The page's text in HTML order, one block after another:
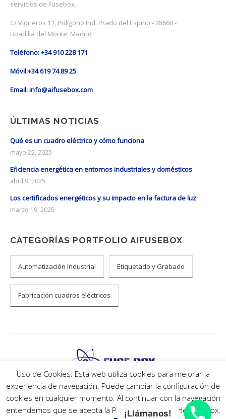
servicios de Fusebox.
C/ Vidrieros 11, Polígono Ind. Prado del Espino - 28660 -
Boadilla del Monte, Madrid
Teléfono: +34 910 228 171
Móvil:+34 619 74 89 25
Email: info@aifusebox.com
ÚLTIMAS NOTICIAS
Qué es un cuadro eléctrico y cómo funciona
mayo 22, 2025
Eficiencia energética en entornos industriales y domésticos
abril 9, 2025
Los certificados energéticos y su impacto en la factura de luz
marzo 19, 2025
CATEGORÍAS PORTFOLIO AIFUSEBOX
Automatización Industrial Etiquetado y Grabado
Fabricación cuadros eléctricos
A.I. Fuse-box S.L.© Todos los derechos reservados -Aviso Legaly
Política de privacidad
Uso de Cookies: Esta web utiliza cookies para mejorar la
experiencia de navegación. Puede cambiar la configuración de
cookies en cualquier momento. Al continuar con la navegación
entendemos que se acepta la Política de Cookies de Fusebox.
¡Llámanos!